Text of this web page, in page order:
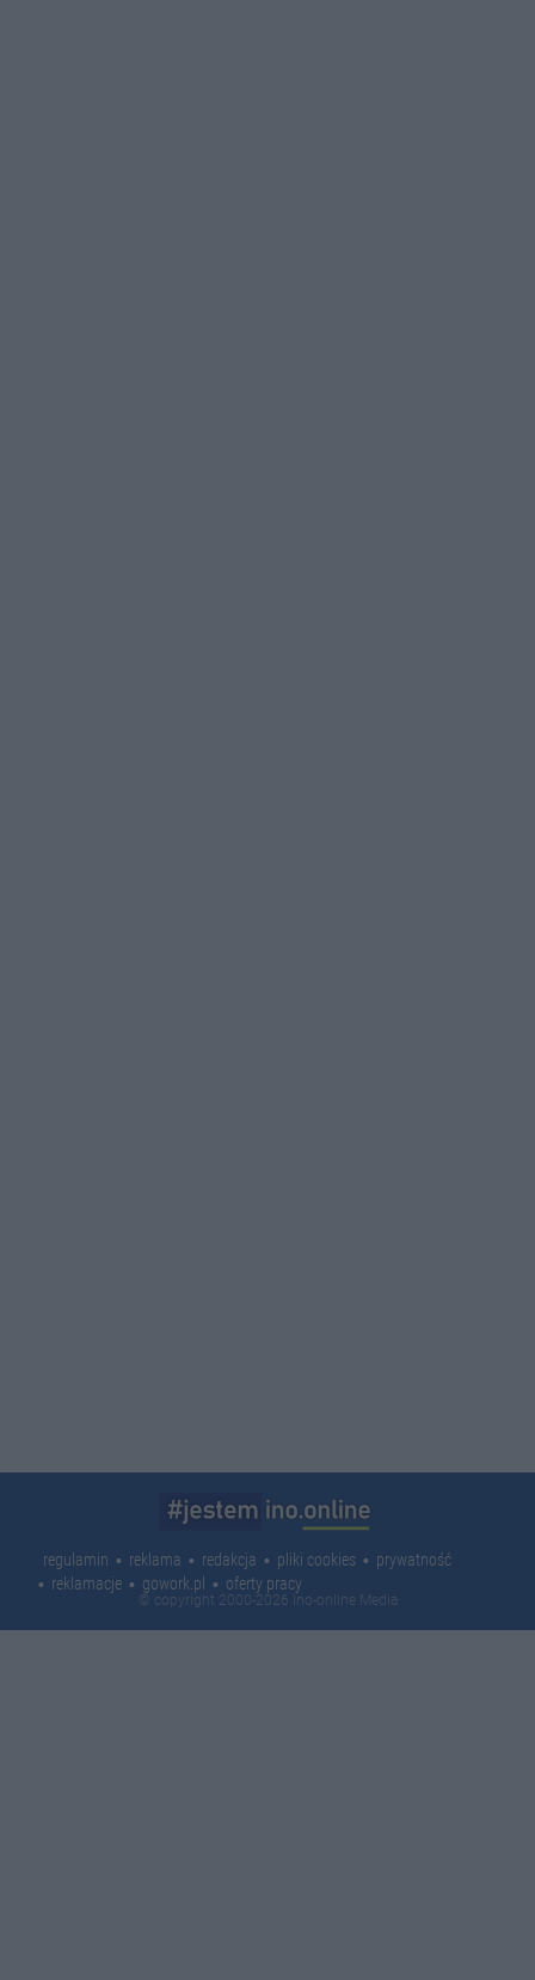
regulamin reklama redakcja pliki cookies
prywatność
reklamacje
gowork.pl oferty pracy
© copyright 2000-2026 Ino-online Media